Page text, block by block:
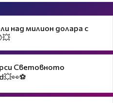
над милион долара с
Световното